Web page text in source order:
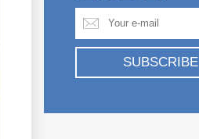
SUBSCRIBE